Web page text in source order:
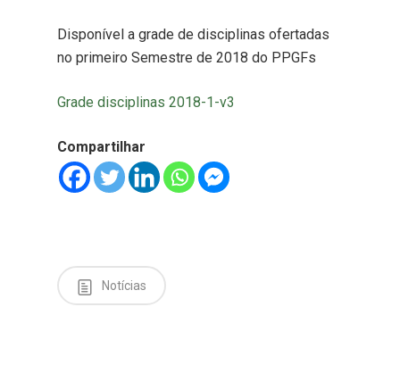
Disponível a grade de disciplinas ofertadas
no primeiro Semestre de 2018 do PPGFs
Grade disciplinas 2018-1-v3
Compartilhar
Notícias